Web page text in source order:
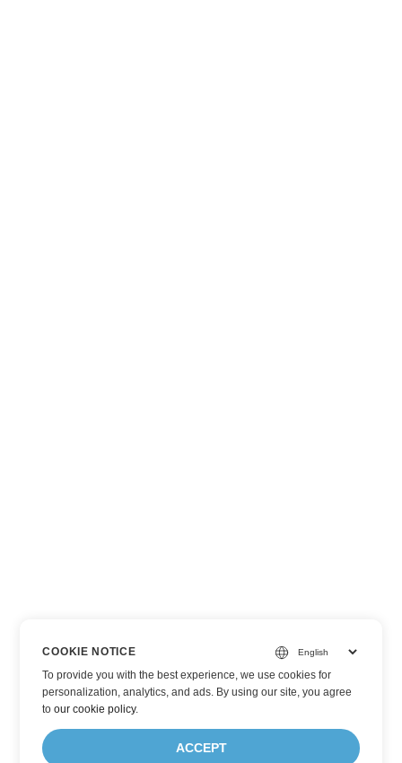
COOKIE NOTICE
To provide you with the best experience, we use cookies for
personalization, analytics, and ads. By using our site, you agree
toour cookie policy.
ACCEPT